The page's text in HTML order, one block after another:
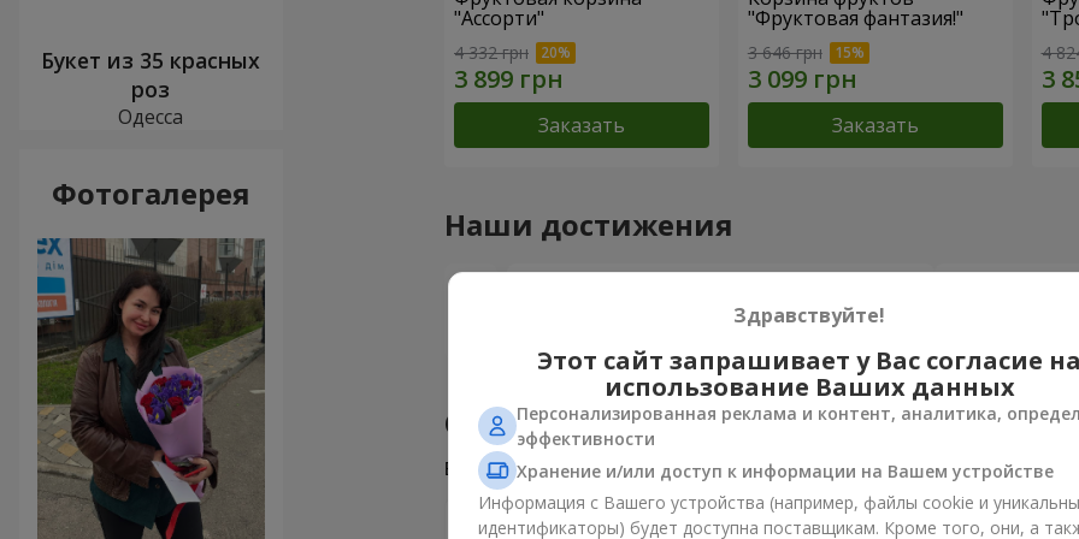
"Ассорти"
4 332 грн
Заказать
"Фруктовая фантазия!"
3 646 грн
Заказать
4
Наши достижения
«Выбор страны»
Отзывы о товаре 5из 5
Всего 6
Valentyna 26.01.2024
Букет из 35 красных
роз
Одесса
Фотогалерея
Здравствуйте!
Этот сайт запрашивает у Вас согласие на
использование Ваших данных
Персонализированная реклама и контент, аналитика,
эффективности
Хранение и/или доступ к информации на Вашем устройстве
Информация с Вашего устройства (например, файлы cookie и
идентификаторы) будет доступна поставщикам. Кроме того, они, а